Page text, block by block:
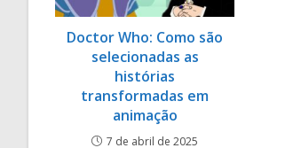
Doctor Who: Como são
selecionadas as
histórias
transformadas em
animação
7 de abril de 2025